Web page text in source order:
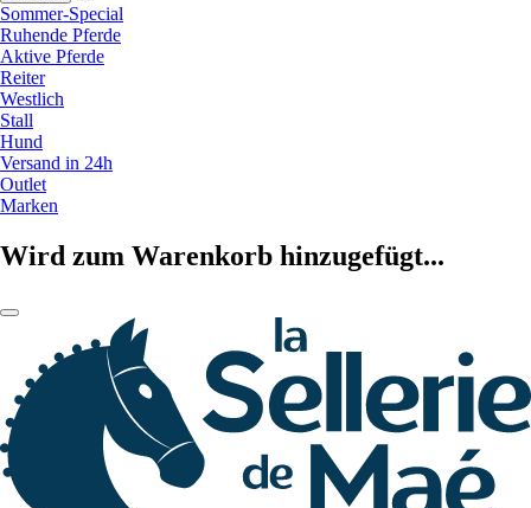
Sommer-Special
Ruhende Pferde
Aktive Pferde
Reiter
Westlich
Stall
Hund
Versand in 24h
Outlet
Marken
Wird zum Warenkorb hinzugefügt...